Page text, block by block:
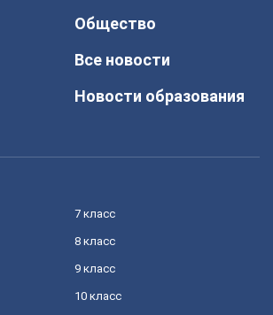
Общество
Все новости
Новости образования
7 класс
8 класс
9 класс
10 класс